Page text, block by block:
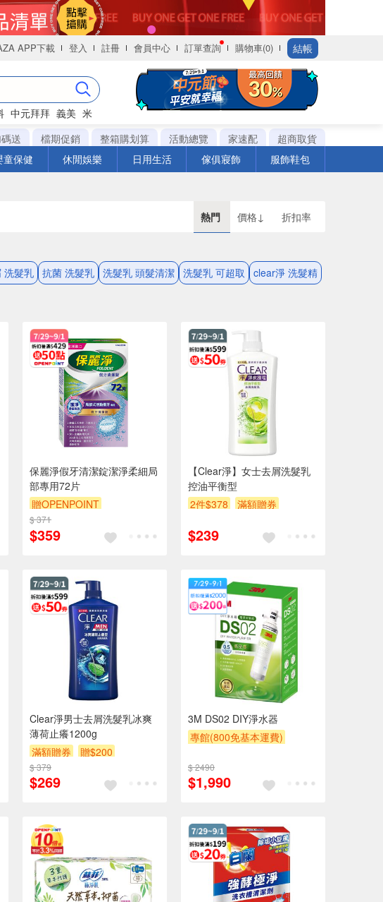
APP下載 登入 註冊 會員中心 訂單查詢 購物車(0) 結帳
中元拜拜 義美 米
送 檔期促銷 整箱購划算 活動總覽 家速配
超商取貨
童保健 休閒娛樂 日用生活 傢俱寢飾 服飾鞋包
熱門 價格↓ 折扣率
洗髮乳 抗菌 洗髮乳 洗髮乳 頭髮清潔 洗髮乳 可超取
clear淨 洗髮精
保麗淨假牙清潔錠潔淨柔細局
部專用72片
贈OPENPOINT
贈OPENPOINT
$ 371
$359
【Clear淨】女士去屑洗髮乳
控油平衡型
2件$378
滿額贈券
$239
Clear淨男士去屑洗髮乳冰爽
薄荷止癢1200g
滿額贈券
贈$200
$ 379
$269
3M DS02 DIY淨水器
專館(800免基本運費)
$ 2490
$1,990